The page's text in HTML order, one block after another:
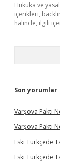
Hukuka ve
içerikleri,
halinde, ilgili
Son yorumlar
Varşova Paktı
Varşova Paktı
Eski Türkçede
Eski Türkçede